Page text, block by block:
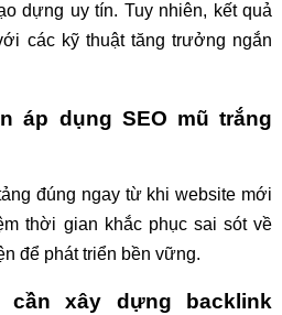
dựng uy tín. Tuy nhiên, kết quả
các kỹ thuật tăng trưởng ngắn
áp dụng SEO mũ trắng
đúng ngay từ khi website mới
thời gian khắc phục sai sót về
để phát triển bền vững.
cần xây dựng backlink